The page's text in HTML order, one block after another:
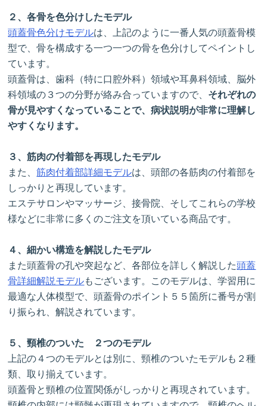
２、各骨を色分けしたモデル
頭蓋骨色分けモデルは、上記のように一番人気の頭蓋骨模
型で、骨を構成する一つ一つの骨を色分けしてペイントし
ています。
頭蓋骨は、歯科（特に口腔外科）領域や耳鼻科領域、脳外
科領域の３つの分野が絡み合っていますので、 それぞれの
骨が見やすくなっていることで、病状説明が非常に理解し
やすくなります。
３、筋肉の付着部を再現したモデル
また、筋肉付着部詳細モデルは、頭部の各筋肉の付着部を
しっかりと再現しています。
エステサロンやマッサージ、接骨院、そしてこれらの学校
様などに非常に多くのご注文を頂いている商品です。
４、細かい構造を解説したモデル
また頭蓋骨の孔や突起など、各部位を詳しく解説した頭蓋
骨詳細解説モデルもございます。このモデルは、学習用に
最適な人体模型で、頭蓋骨のポイント５５箇所に番号が割
り振られ、解説されています。
５、頸椎のついた ２つのモデル
上記の４つのモデルとは別に、頸椎のついたモデルも２種
類、取り揃えています。
頭蓋骨と頸椎の位置関係がしっかりと再現されています。